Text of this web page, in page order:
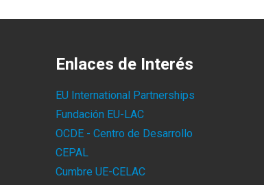
Enlaces de Interés
EU International Partnerships
Fundación EU-LAC
OCDE - Centro de Desarrollo
CEPAL
Cumbre UE-CELAC